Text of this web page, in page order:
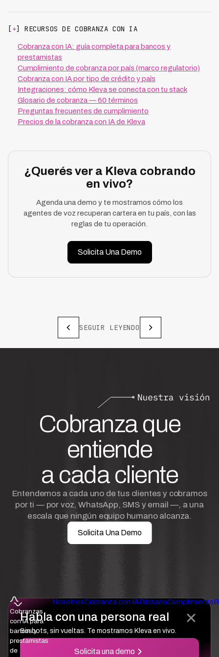
[+] RECURSOS DE COBRANZA CON IA
Cobranza con IA: guía completa para bancos y
prestamistas
Cumplimiento de cobranza por país (marco regulatorio)
Cobranza con IA por tipo de crédito y país
Integraciones: cómo Kleva se conecta con tu stack
Glosario de cobranza — 60 términos
Preguntas frecuentes de cumplimiento
Precios de la cobranza con IA de Kleva
¿Querés ver a Kleva cobrando
en vivo?
Agenda una demo y te mostramos cómo los
agentes de voz recuperan cartera en tu país, con las
reglas de tu operación.
Solicita Una Demo
SEGUIR LEYENDO
Habla con una persona real
Sin bots, sin vueltas. Te mostramos Kleva en vivo.
Solicita una demo
Cobranza que
entiende
a cada cliente
Entendemos a cada uno de tus clientes y cobramos
por ti — por voz, WhatsApp, SMS y email —, a una
escala que ningún equipo humano alcanza.
Solicita Una Demo
Cobranzas
con IA para
bancos y
prestamistas
de
NosotrosCobranza con IAGlosarioCumplimiento